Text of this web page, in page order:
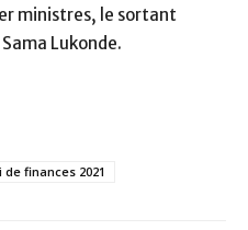
ministres, le sortant
Lukonde.
de finances 2021